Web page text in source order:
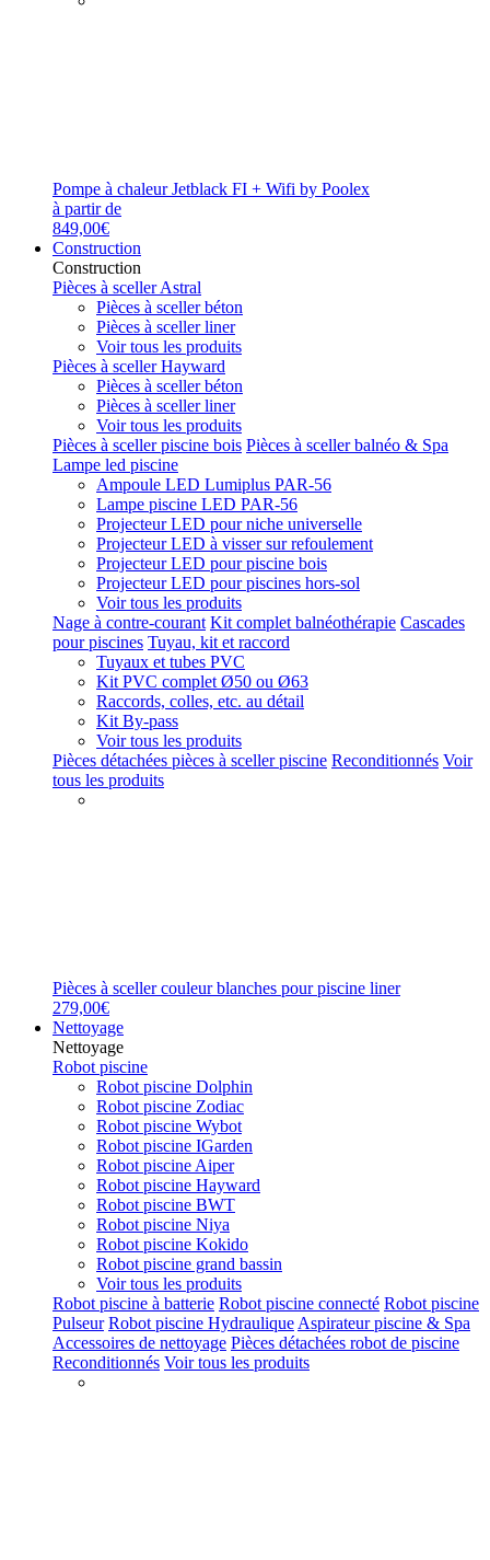
Pompe à chaleur Jetblack FI + Wifi by Poolex
à partir de
849,00€
Construction
Construction
Pièces à sceller Astral
Pièces à sceller béton
Pièces à sceller liner
Voir tous les produits
Pièces à sceller Hayward
Pièces à sceller béton
Pièces à sceller liner
Voir tous les produits
Pièces à sceller piscine bois Pièces à sceller balnéo & Spa
Lampe led piscine
Ampoule LED Lumiplus PAR-56
Lampe piscine LED PAR-56
Projecteur LED pour niche universelle
Projecteur LED à visser sur refoulement
Projecteur LED pour piscine bois
Projecteur LED pour piscines hors-sol
Voir tous les produits
Nage à contre-courant Kit complet balnéothérapie Cascades
pour piscines Tuyau, kit et raccord
Tuyaux et tubes PVC
Kit PVC complet Ø50 ou Ø63
Raccords, colles, etc. au détail
Kit By-pass
Voir tous les produits
Pièces détachées pièces à sceller piscine Reconditionnés Voir
tous les produits
Pièces à sceller couleur blanches pour piscine liner
279,00€
Nettoyage
Nettoyage
Robot piscine
Robot piscine Dolphin
Robot piscine Zodiac
Robot piscine Wybot
Robot piscine IGarden
Robot piscine Aiper
Robot piscine Hayward
Robot piscine BWT
Robot piscine Niya
Robot piscine Kokido
Robot piscine grand bassin
Voir tous les produits
Robot piscine à batterie Robot piscine connecté Robot piscine
Pulseur Robot piscine Hydraulique Aspirateur piscine & Spa
Accessoires de nettoyage Pièces détachées robot de piscine
Reconditionnés Voir tous les produits